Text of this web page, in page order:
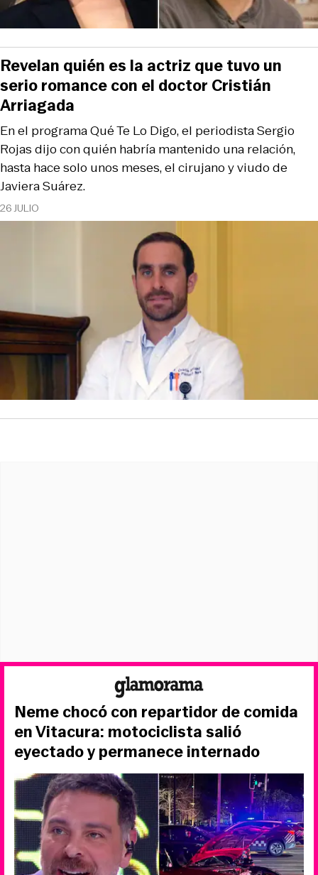
26 JULIO
En el programa Qué Te Lo Digo, el periodista Sergio
Rojas dijo con quién habría mantenido una relación,
hasta hace solo unos meses, el cirujano y viudo de
Javiera Suárez.
Revelan quién es la actriz que tuvo un
serio romance con el doctor Cristián
Arriagada
Neme chocó con repartidor de comida
en Vitacura: motociclista salió
eyectado y permanece internado